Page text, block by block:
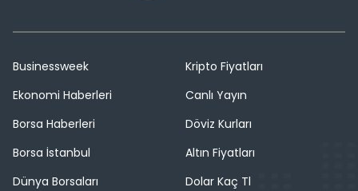
Businessweek
Ekonomi Haberleri
Borsa Haberleri
Borsa İstanbul
Dünya Borsaları
Kripto Fiyatları
Canlı Yayın
Döviz Kurları
Altın Fiyatları
Dolar Kaç Tl